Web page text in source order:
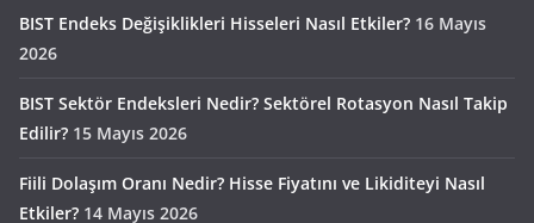
BIST Endeks Değişiklikleri Hisseleri Nasıl Etkiler? 16 Mayıs
2026
BIST Sektör Endeksleri Nedir? Sektörel Rotasyon Nasıl Takip
Edilir? 15 Mayıs 2026
Fiili Dolaşım Oranı Nedir? Hisse Fiyatını ve Likiditeyi Nasıl
Etkiler? 14 Mayıs 2026